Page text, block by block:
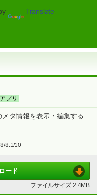
Translate
プリ
タ情報を表示・編集する
8.1/10
ード
ファイルサイズ2.4MB